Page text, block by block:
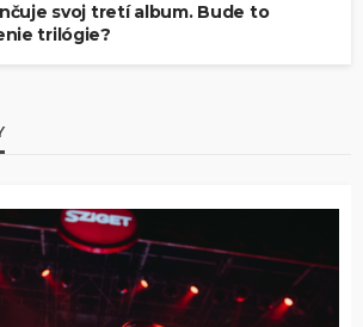
svoj tretí album. Bude to
trilógie?